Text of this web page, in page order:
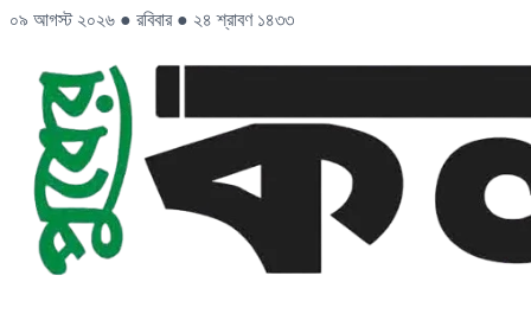
০৯ আগস্ট ২০২৬ ● রবিবার ● ২৪ শ্রাবণ ১৪৩৩